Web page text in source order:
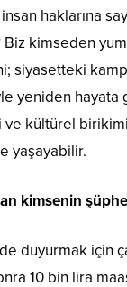
haklarına
Biz kimseden
siyasetteki
yeniden
kültürel
yaşayabilir.
kimsenin
duyurmak için
10 bin lira